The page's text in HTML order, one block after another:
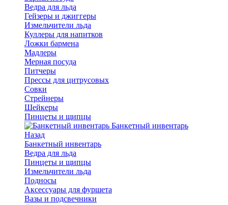
Ведра для льда
Гейзеры и джиггеры
Измельчители льда
Куллеры для напитков
Ложки бармена
Мадлеры
Мерная посуда
Питчеры
Прессы для цитрусовых
Совки
Стрейнеры
Шейкеры
Пинцеты и щипцы
Банкетный инвентарь
Назад
Банкетный инвентарь
Ведра для льда
Пинцеты и щипцы
Измельчители льда
Подносы
Аксессуары для фуршета
Вазы и подсвечники